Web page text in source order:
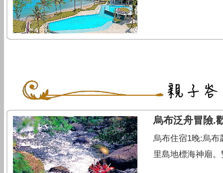
烏布泛舟冒險.
烏布住宿1晚:烏布
里島地標海神廟